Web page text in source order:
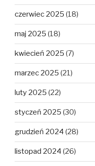
czerwiec 2025 (18)
maj 2025 (18)
kwiecień 2025 (7)
marzec 2025 (21)
luty 2025 (22)
styczeń 2025 (30)
grudzień 2024 (28)
listopad 2024 (26)